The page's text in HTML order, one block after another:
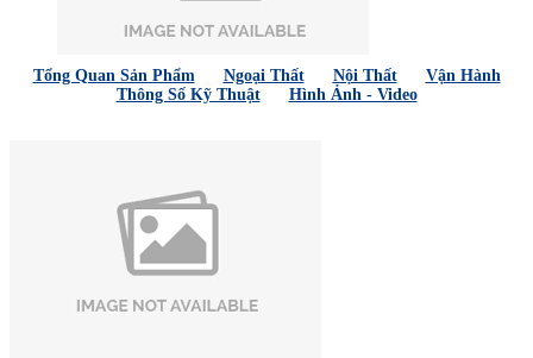
Tổng Quan Sản Phẩm Ngoại Thất Nội Thất
Vận Hành
Thông Số Kỹ Thuật
Hình Ảnh - Video